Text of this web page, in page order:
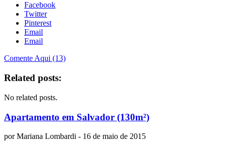
Facebook
Twitter
Pinterest
Email
Email
Comente Aqui (13)
Related posts:
No related posts.
Apartamento em Salvador (130m²)
porMariana Lombardi - 16 de maio de 2015